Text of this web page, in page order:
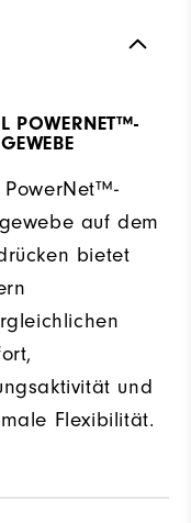
POWERNET™-
PowerNet™-
auf dem
bietet
und
Flexibilität.